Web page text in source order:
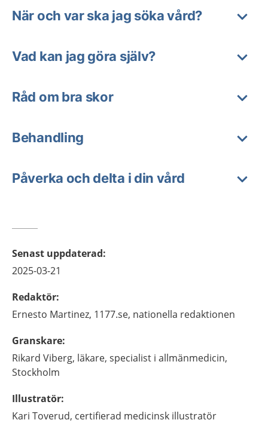
När och var ska jag söka vård?
Vad kan jag göra själv?
Råd om bra skor
Behandling
Påverka och delta i din vård
Senast uppdaterad:
2025-03-21
Redaktör:
Ernesto Martinez, 1177.se, nationella redaktionen
Granskare:
Rikard Viberg, läkare, specialist i allmänmedicin,
Stockholm
Illustratör:
Kari Toverud, certifierad medicinsk illustratör